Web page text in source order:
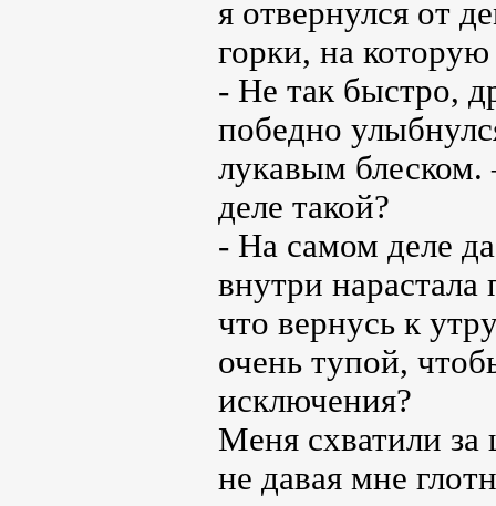
я отвернулся от
горки, на которую
- Не так быстро,
победно
лукавым
деле такой?
- На самом деле
внутри
что вернусь к
очень тупой,
исключения?
Меня схватили
не давая мне